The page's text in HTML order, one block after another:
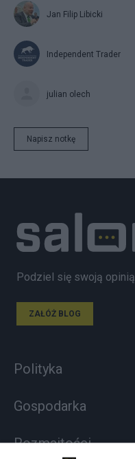
Jan Filip Libicki
Independent Trader
julian olech
Napisz notkę
Podziel się swoją opinią
ZAŁÓŻ BLOG
Polityka
Gospodarka
Rozmaitości